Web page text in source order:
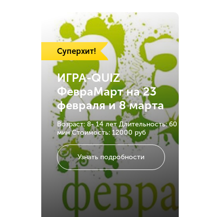
Суперхит!
ИГРА-QUIZ
ФевраМарт на 23
февраля и 8 марта
Возраст: 8- 14 летДлительность: 60
минСтоимость: 12000 руб
Узнать подробности